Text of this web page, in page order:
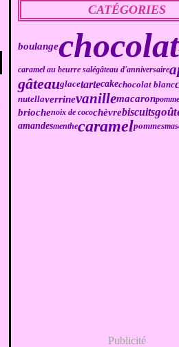
CATÉGORIES
boulangechocolat
caramel au beurre salégâteau d'anniversaire
gâteauglacetartecakechocolat blanc
nutellaverrinevanillemacaron
briochenoix de cocochèvrebiscuits
amandesmenthecaramelpommes
Publicité